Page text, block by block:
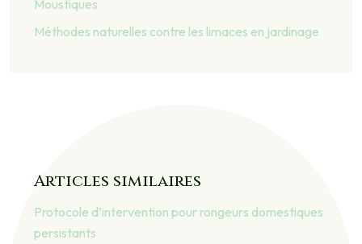
Moustiques
Méthodes naturelles contre les limaces en jardinage
Articles similaires
Protocole d’intervention pour rongeurs domestiques
persistants